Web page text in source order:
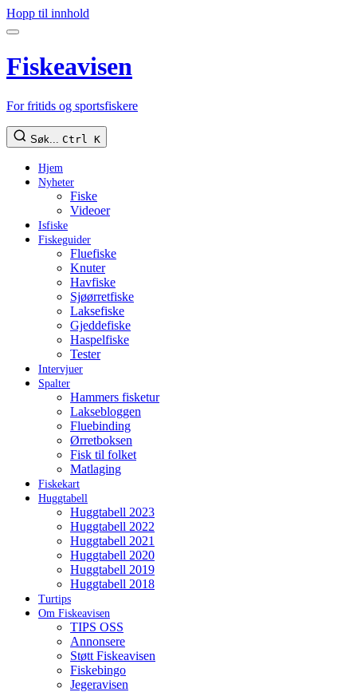
Hopp til innhold
Fiskeavisen
For fritids og sportsfiskere
Søk... Ctrl K
Hjem
Nyheter
Fiske
Videoer
Isfiske
Fiskeguider
Fluefiske
Knuter
Havfiske
Sjøørretfiske
Laksefiske
Gjeddefiske
Haspelfiske
Tester
Intervjuer
Spalter
Hammers fisketur
Laksebloggen
Fluebinding
Ørretboksen
Fisk til folket
Matlaging
Fiskekart
Huggtabell
Huggtabell 2023
Huggtabell 2022
Huggtabell 2021
Huggtabell 2020
Huggtabell 2019
Huggtabell 2018
Turtips
Om Fiskeavisen
TIPS OSS
Annonsere
Støtt Fiskeavisen
Fiskebingo
Jegeravisen